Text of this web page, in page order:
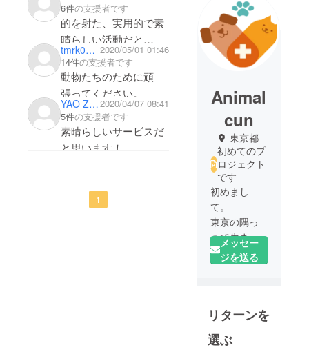
6件の支援者です
的を射た、実用的で素
晴らしい活動だと
思います。こんなサイ
トがあれば、
愛犬を診てもらうとき
本当に助かります。
少ないですが足しにし
てください
tmrk09190430 2020/05/01 01:46
14件の支援者です
動物たちのために頑
張ってください。
YAO ZANG2020/04/07 08:41
5件の支援者です
素晴らしいサービスだ
と思います！
1
Animal
cun
東京都
初めてのプ
ロジェクト
です
初めまし
て。
東京の隅っ
こで生まれ
ました。
出身地はす
るところ
駅までは歩
メッセー
ジを送る
リターンを
選ぶ